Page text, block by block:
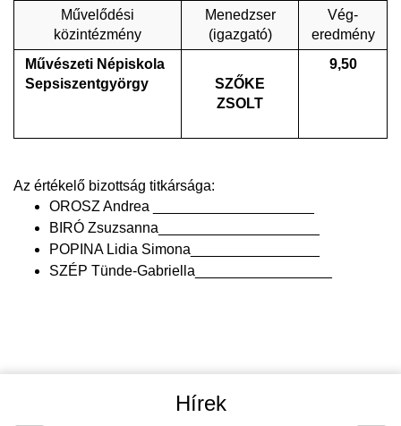
Művelődési
közintézmény
Menedzser
(igazgató)
Vég-
eredmény
Művészeti Népiskola
Sepsiszentgyörgy
SZŐKE
ZSOLT
9,50
Az értékelő bizottság titkársága:
OROSZ Andrea ____________________
BIRÓ Zsuzsanna____
POPINA Lidia Simona________________
SZÉP Tünde-Gabriella_________________
Hírek